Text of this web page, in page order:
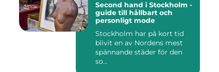
Second hand i Stockholm -
guide till hållbart och
personligt mode
Stockholm har på kort tid
blivit en av Nordens mest
spännande städer för den
so...